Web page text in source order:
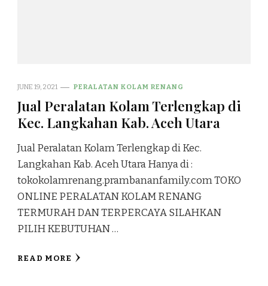
JUNE 19, 2021 PERALATAN KOLAM RENANG
Jual Peralatan Kolam Terlengkap di
Kec. Langkahan Kab. Aceh Utara
Jual Peralatan Kolam Terlengkap di Kec.
Langkahan Kab. Aceh Utara Hanya di :
tokokolamrenang.prambananfamily.com TOKO
ONLINE PERALATAN KOLAM RENANG
TERMURAH DAN TERPERCAYA SILAHKAN
PILIH KEBUTUHAN …
READ MORE